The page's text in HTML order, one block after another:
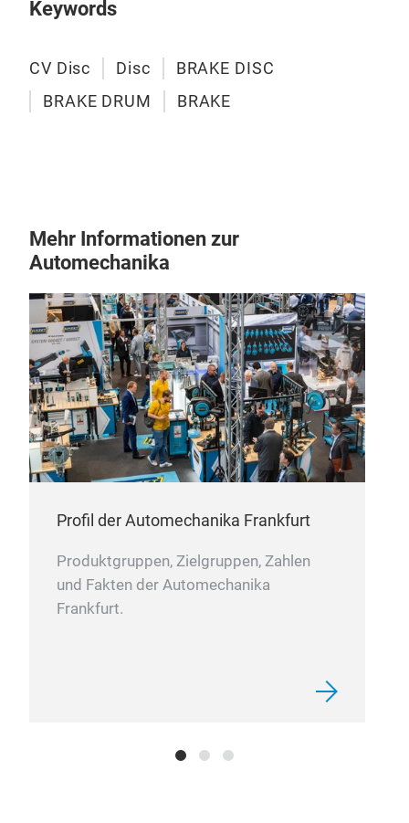
Keywords
CV Disc Disc
BRAKE DISC
BRAKE DRUM
BRAKE
Mehr Informationen zur
Automechanika
Profil der Automechanika Frankfurt
Produktgruppen, Zielgruppen, Zahlen
und Fakten der Automechanika
Frankfurt.